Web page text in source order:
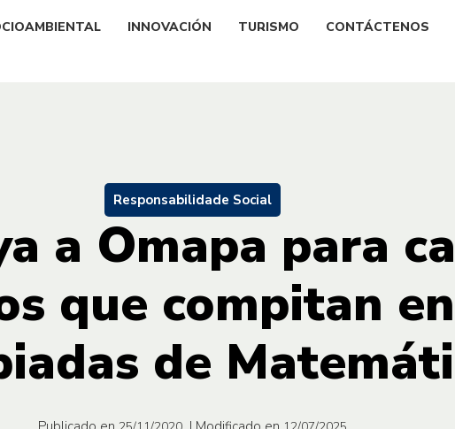
INNOVACIÓN TURISMO CONTÁCTENOS
Responsabilidade Social
a Omapa para
que compitan
de